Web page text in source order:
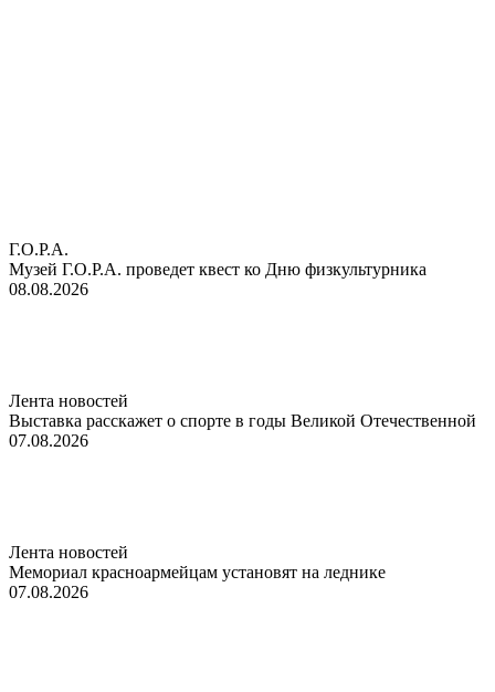
Г.О.Р.А.
Музей Г.О.Р.А. проведет квест ко Дню физкультурника
08.08.2026
Лента новостей
Выставка расскажет о спорте в годы Великой Отечественной
07.08.2026
Лента новостей
Мемориал красноармейцам установят на леднике
07.08.2026